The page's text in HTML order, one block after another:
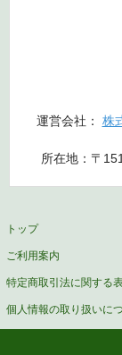
運営会社： 株
所在地：〒
トップ
ご利用案内
特定商取引法に関する
個人情報の取り扱いに